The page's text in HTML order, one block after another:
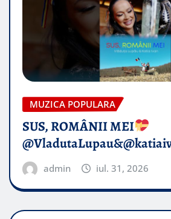
MUZICA POPULARA
SUS, ROMÂNII MEI
admin iul. 31, 2026